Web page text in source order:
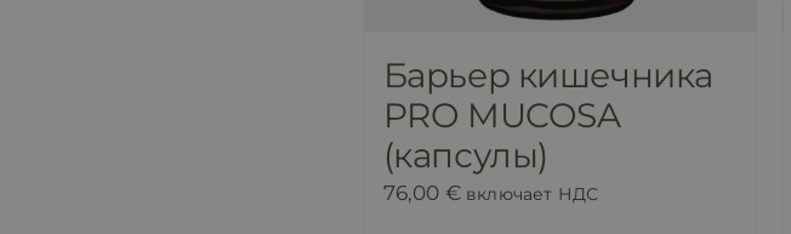
Барьер кишечника
PRO MUCOSA
(капсулы)
76,00 € включает НДС